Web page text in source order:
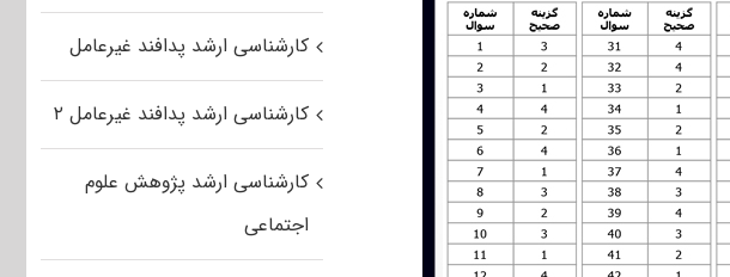
کارشناسی ارشد پدافند غیرعامل
کارشناسی ارشد پدافند غیرعامل ۲
کارشناسی ارشد پژوهش علوم
اجتماعی